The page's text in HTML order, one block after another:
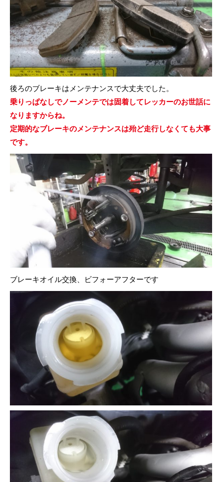
後ろのブレーキはメンテナンスで大丈夫でした。
乗りっぱなしでノーメンテでは固着してレッカーのお世話に
なりますからね。
定期的なブレーキのメンテナンスは殆ど走行しなくても大事
です。
ブレーキオイル交換、ビフォーアフターです